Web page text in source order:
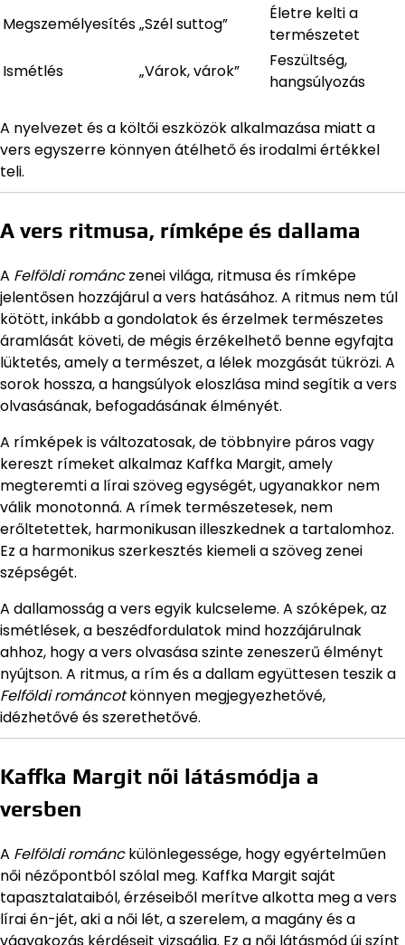
Megszemélyesítés„Szél suttog”
Életre kelti a
természetet
Ismétlés
„Várok, várok”
Feszültség,
hangsúlyozás
A nyelvezet és a költői eszközök alkalmazása miatt a
vers egyszerre könnyen átélhető és irodalmi értékkel
teli.
A vers ritmusa, rímképe és dallama
A Felföldi románczenei világa, ritmusa és rímképe
jelentősen hozzájárul a vers hatásához. A ritmus nem túl
kötött, inkább a gondolatok és érzelmek természetes
áramlását követi, de mégis érzékelhető benne egyfajta
lüktetés, amely a természet, a lélek mozgását tükrözi. A
sorok hossza, a hangsúlyok eloszlása mind segítik a vers
olvasásának, befogadásának élményét.
A rímképek is változatosak, de többnyire páros vagy
kereszt rímeket alkalmaz Kaffka Margit, amely
megteremti a lírai szöveg egységét, ugyanakkor nem
válik monotonná. A rímek természetesek, nem
erőltetettek, harmonikusan illeszkednek a tartalomhoz.
Ez a harmonikus szerkesztés kiemeli a szöveg zenei
szépségét.
A dallamosság a vers egyik kulcseleme. A szóképek, az
ismétlések, a beszédfordulatok mind hozzájárulnak
ahhoz, hogy a vers olvasása szinte zeneszerű élményt
nyújtson. A ritmus, a rím és a dallam együttesen teszik a
Felföldi románcotkönnyen megjegyezhetővé,
idézhetővé és szerethetővé.
Kaffka Margit női látásmódja a
versben
A Felföldi románckülönlegessége, hogy egyértelműen
női nézőpontból szólal meg. Kaffka Margit saját
tapasztalataiból, érzéseiből merítve alkotta meg a vers
lírai én-jét, aki a női lét, a szerelem, a magány és a